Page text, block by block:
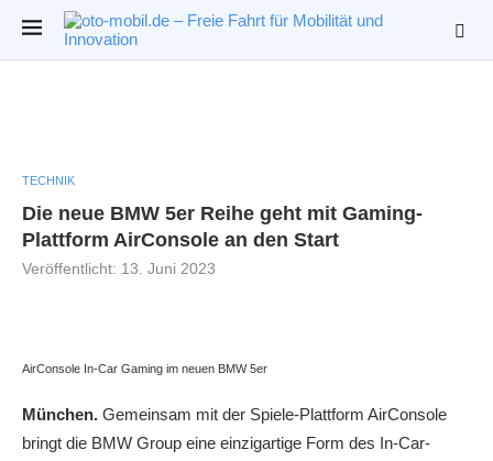
TECHNIK
Die neue BMW 5er Reihe geht mit Gaming-
Plattform AirConsole an den Start
Veröffentlicht: 13. Juni 2023
AirConsole In-Car Gaming im neuen BMW 5er
München. Gemeinsam mit der Spiele-Plattform AirConsole
bringt die BMW Group eine einzigartige Form des In-Car-